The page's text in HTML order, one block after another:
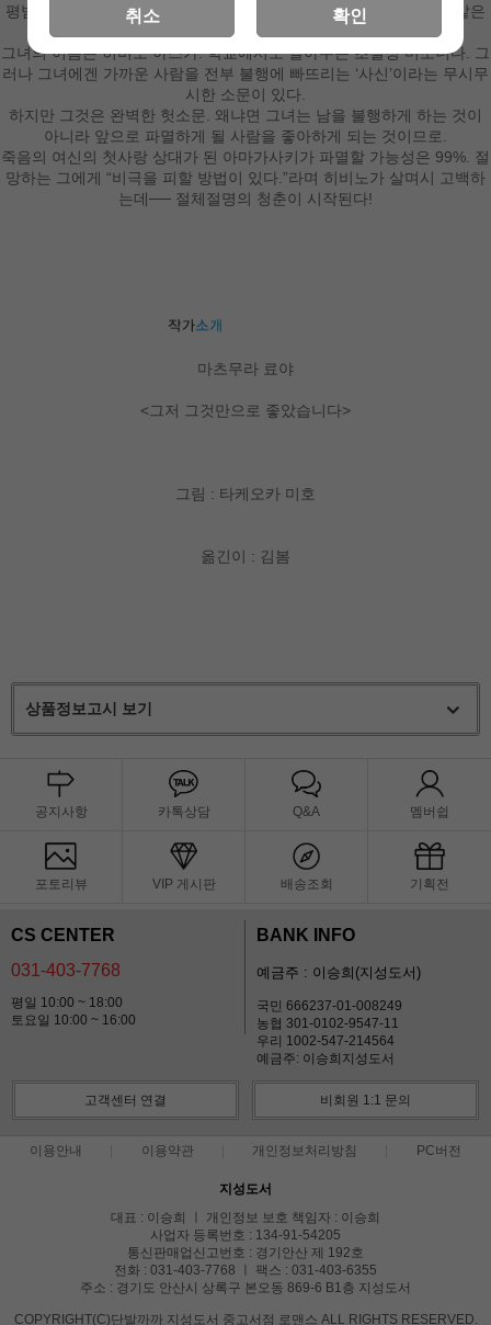
평범한 고등학생인 아마가사키 세이야에게 갑자기 찾아온 비일상. 같은
반 미소녀에게 사랑 고백을 받아 버렸다.
그녀의 이름은 히비노 아스카. 학교에서도 알아주는 초절정 미소녀다. 그
러나 그녀에겐 가까운 사람을 전부 불행에 빠뜨리는 ‘사신’이라는 무시무
시한 소문이 있다.
하지만 그것은 완벽한 헛소문. 왜냐면 그녀는 남을 불행하게 하는 것이
아니라 앞으로 파멸하게 될 사람을 좋아하게 되는 것이므로.
죽음의 여신의 첫사랑 상대가 된 아마가사키가 파멸할 가능성은 99%. 절
망하는 그에게 “비극을 피할 방법이 있다.”라며 히비노가 살며시 고백하
는데── 절체절명의 청춘이 시작된다!
마츠무라 료야
<그저 그것만으로 좋았습니다>
그림 : 타케오카 미호
옮긴이 : 김봄
상품정보고시 보기
공지사항 카톡상담 Q&A 멤버쉽
포토리뷰 VIP 게시판 배송조회 기획전
CS CENTER
031-403-7768
평일 10:00 ~ 18:00
토요일 10:00 ~ 16:00
BANK INFO
예금주 : 이승희(지성도서)
국민 666237-01-008249
농협 301-0102-9547-11
우리 1002-547-214564
예금주: 이승희지성도서
고객센터 연결 비회원 1:1 문의
이용안내 이용약관 개인정보처리방침 PC버전
지성도서
대표 : 이승희 ㅣ 개인정보 보호 책임자 : 이승희
사업자 등록번호 : 134-91-54205
통신판매업신고번호 : 경기안산 제 192호
전화 : 031-403-7768 ㅣ 팩스 : 031-403-6355
주소 : 경기도 안산시 상록구 본오동 869-6 B1층 지성도서
COPYRIGHT(C)단발까까 지성도서 중고서점 로맨스 ALL RIGHTS RESERVED.
취소 확인